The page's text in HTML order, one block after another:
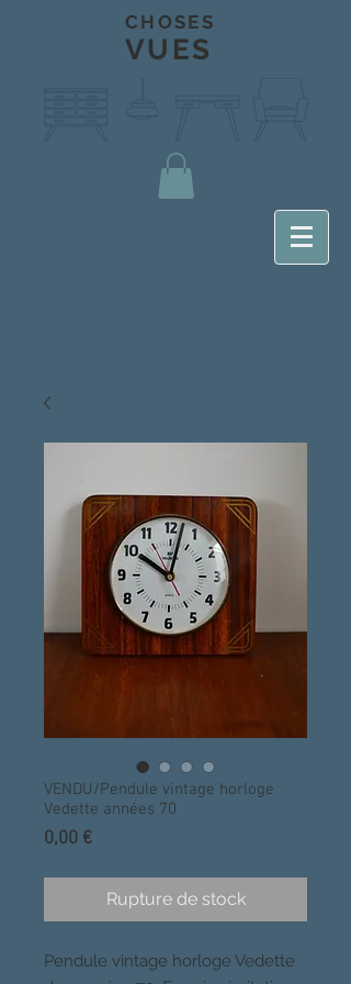
CHOSES
VUES
VENDU/Pendule vintage horloge
Vedette années 70
0,00 €Prix
Rupture de stock
Pendule vintage horloge Vedette